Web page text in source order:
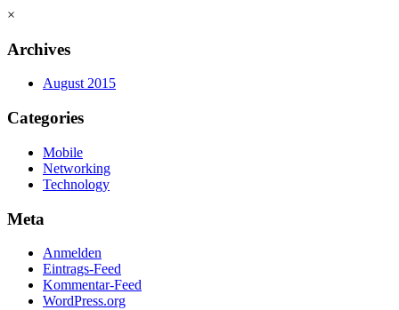
×
Archives
August 2015
Categories
Mobile
Networking
Technology
Meta
Anmelden
Eintrags-Feed
Kommentar-Feed
WordPress.org